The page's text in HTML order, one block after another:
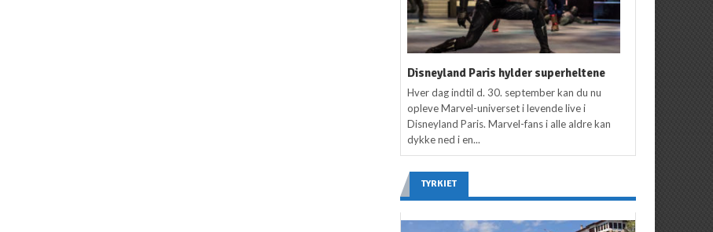
Disneyland Paris hylder superheltene
Hver dag indtil d. 30. september kan du nu
opleve Marvel-universet i levende live i
Disneyland Paris. Marvel-fans i alle aldre kan
dykke ned i en...
TYRKIET